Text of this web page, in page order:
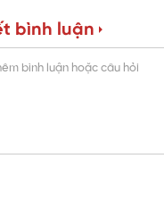
bình luận